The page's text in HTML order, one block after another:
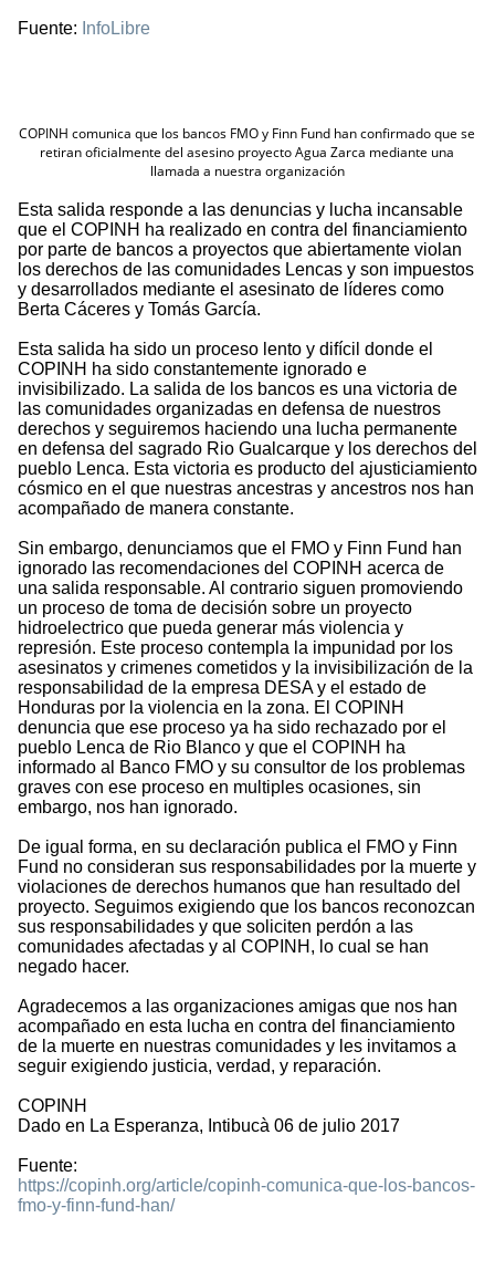
Fuente: InfoLibre
COPINH comunica que los bancos FMO y Finn Fund han confirmado que se
retiran oficialmente del asesino proyecto Agua Zarca mediante una
llamada a nuestra organización
Esta salida responde a las denuncias y lucha incansable
que el COPINH ha realizado en contra del financiamiento
por parte de bancos a proyectos que abiertamente violan
los derechos de las comunidades Lencas y son impuestos
y desarrollados mediante el asesinato de líderes como
Berta Cáceres y Tomás García.
Esta salida ha sido un proceso lento y difícil donde el
COPINH ha sido constantemente ignorado e
invisibilizado. La salida de los bancos es una victoria de
las comunidades organizadas en defensa de nuestros
derechos y seguiremos haciendo una lucha permanente
en defensa del sagrado Rio Gualcarque y los derechos del
pueblo Lenca. Esta victoria es producto del ajusticiamiento
cósmico en el que nuestras ancestras y ancestros nos han
acompañado de manera constante.
Sin embargo, denunciamos que el FMO y Finn Fund han
ignorado las recomendaciones del COPINH acerca de
una salida responsable. Al contrario siguen promoviendo
un proceso de toma de decisión sobre un proyecto
hidroelectrico que pueda generar más violencia y
represión. Este proceso contempla la impunidad por los
asesinatos y crimenes cometidos y la invisibilización de la
responsabilidad de la empresa DESA y el estado de
Honduras por la violencia en la zona. El COPINH
denuncia que ese proceso ya ha sido rechazado por el
pueblo Lenca de Rio Blanco y que el COPINH ha
informado al Banco FMO y su consultor de los problemas
graves con ese proceso en multiples ocasiones, sin
embargo, nos han ignorado.
De igual forma, en su declaración publica el FMO y Finn
Fund no consideran sus responsabilidades por la muerte y
violaciones de derechos humanos que han resultado del
proyecto. Seguimos exigiendo que los bancos reconozcan
sus responsabilidades y que soliciten perdón a las
comunidades afectadas y al COPINH, lo cual se han
negado hacer.
Agradecemos a las organizaciones amigas que nos han
acompañado en esta lucha en contra del financiamiento
de la muerte en nuestras comunidades y les invitamos a
seguir exigiendo justicia, verdad, y reparación.
COPINH
Dado en La Esperanza, Intibucà 06 de julio 2017
Fuente:
https://copinh.org/article/copinh-comunica-que-los-bancos-
fmo-y-finn-fund-han/